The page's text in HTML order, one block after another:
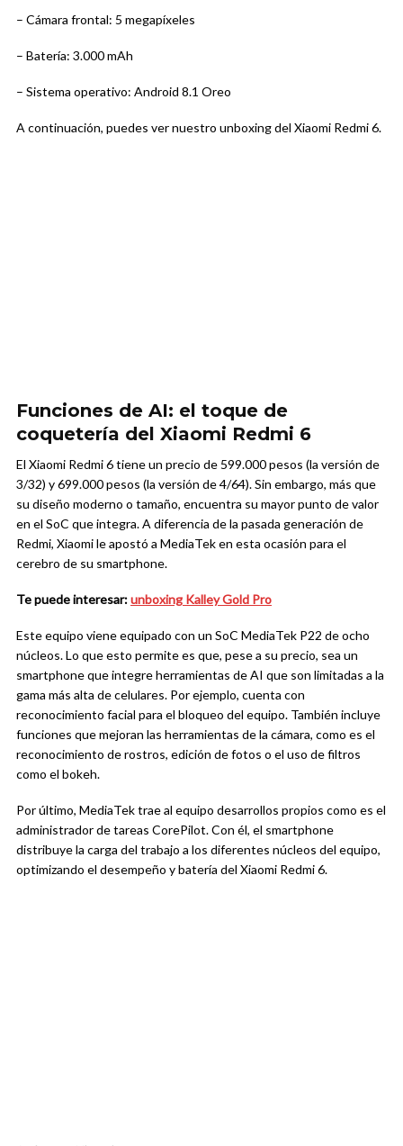
– Cámara frontal: 5 megapíxeles
– Batería: 3.000 mAh
– Sistema operativo: Android 8.1 Oreo
A continuación, puedes ver nuestro unboxing del Xiaomi Redmi 6.
Funciones de AI: el toque de
coquetería del Xiaomi Redmi 6
El Xiaomi Redmi 6 tiene un precio de 599.000 pesos (la versión de
3/32) y 699.000 pesos (la versión de 4/64). Sin embargo, más que
su diseño moderno o tamaño, encuentra su mayor punto de valor
en el SoC que integra. A diferencia de la pasada generación de
Redmi, Xiaomi le apostó a MediaTek en esta ocasión para el
cerebro de su smartphone.
Te puede interesar:unboxing Kalley Gold Pro
Este equipo viene equipado con un SoC MediaTek P22 de ocho
núcleos. Lo que esto permite es que, pese a su precio, sea un
smartphone que integre herramientas de AI que son limitadas a la
gama más alta de celulares. Por ejemplo, cuenta con
reconocimiento facial para el bloqueo del equipo. También incluye
funciones que mejoran las herramientas de la cámara, como es el
reconocimiento de rostros, edición de fotos o el uso de filtros
como el bokeh.
Por último, MediaTek trae al equipo desarrollos propios como es el
administrador de tareas CorePilot. Con él, el smartphone
distribuye la carga del trabajo a los diferentes núcleos del equipo,
optimizando el desempeño y batería del Xiaomi Redmi 6.